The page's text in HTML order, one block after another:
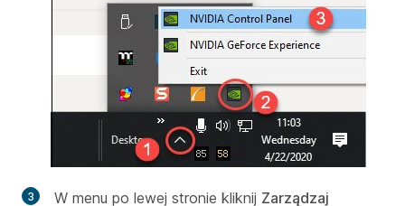
W menu po lewej stronie kliknij Zarządzaj